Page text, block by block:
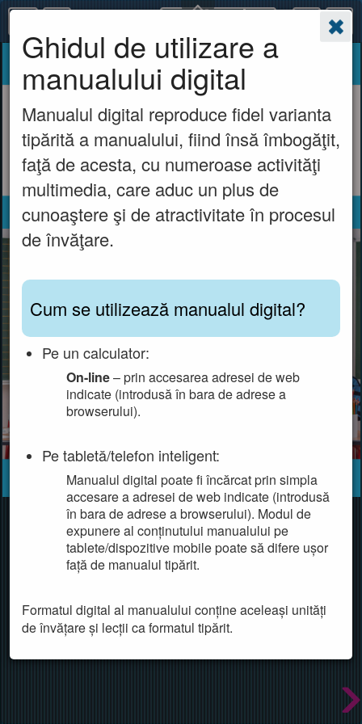
Ghidul de utilizare a
manualului digital
Manualul digital reproduce fidel varianta
tipărită a manualului, fiind însă îmbogăţit,
faţă de acesta, cu numeroase activităţi
multimedia, care aduc un plus de
cunoaştere şi de atractivitate în procesul
de învăţare.
Cum se utilizează manualul digital?
Pe un calculator:
On-line– prin accesarea adresei de web
indicate (introdusă în bara de adrese a
browserului).
Pe tabletă/telefon inteligent:
Manualul digital poate fi încărcat prin simpla
accesare a adresei de web indicate (introdusă
în bara de adrese a browserului). Modul de
expunere al conținutului manualului pe
tablete/dispozitive mobile poate să difere ușor
față de manualul tipărit.
Formatul digital al manualului conține aceleași unități
de învățare și lecții ca formatul tipărit.